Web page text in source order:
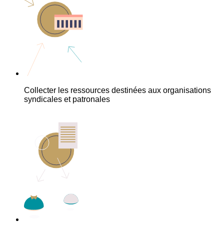
Collecter les ressources destinées aux organisations
syndicales et patronales